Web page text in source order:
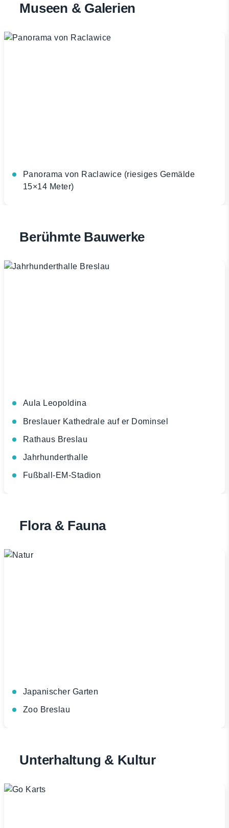
Museen & Galerien
Panorama von Raclawice (riesiges Gemälde
15×14 Meter)
Berühmte Bauwerke
Aula Leopoldina
Breslauer Kathedrale auf er Dominsel
Rathaus Breslau
Jahrhunderthalle
Fußball-EM-Stadion
Flora & Fauna
Japanischer Garten
Zoo Breslau
Unterhaltung & Kultur